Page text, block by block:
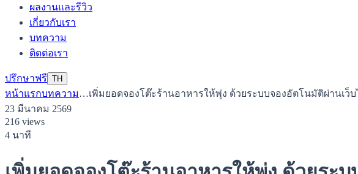
ผลงานและรีวิว
เกี่ยวกับเรา
บทความ
ติดต่อเรา
ปรึกษาฟรี TH
หน้าแรกบทความ…เพิ่มยอดจองโต๊ะร้านอาหารให้พุ่ง ด้วยระบบจองอัตโนมัติผ่านเว็
23 มีนาคม 2569
216 views
4 นาที